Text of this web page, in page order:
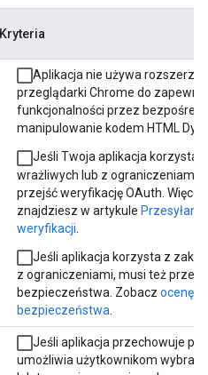
Kryteria
Aplikacja nie używa rozszerzeń
przeglądarki Chrome do
funkcjonalności przez
manipulowanie kodem HTML
Jeśli Twoja aplikacja korzysta
wrażliwych lub z ograniczeniami,
przejść weryfikację OAuth.
znajdziesz w artykule
weryfikacji
Jeśli aplikacja korzysta z
z ograniczeniami, musi też
bezpieczeństwa. Zobacz ocenę
bezpieczeństwa
Jeśli aplikacja przechowuje
umożliwia użytkownikom